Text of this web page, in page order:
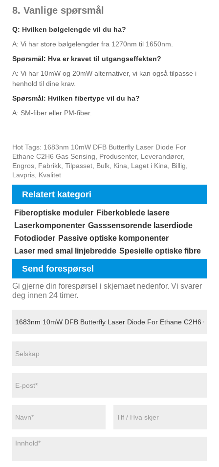
8. Vanlige spørsmål
Q: Hvilken bølgelengde vil du ha?
A: Vi har store bølgelengder fra 1270nm til 1650nm.
Spørsmål: Hva er kravet til utgangseffekten?
A: Vi har 10mW og 20mW alternativer, vi kan også tilpasse i
henhold til dine krav.
Spørsmål: Hvilken fibertype vil du ha?
A: SM-fiber eller PM-fiber.
Hot Tags: 1683nm 10mW DFB Butterfly Laser Diode For
Ethane C2H6 Gas Sensing, Produsenter, Leverandører,
Engros, Fabrikk, Tilpasset, Bulk, Kina, Laget i Kina, Billig,
Lavpris, Kvalitet
Relatert kategori
Fiberoptiske moduler Fiberkoblede lasere
Laserkomponenter Gasssensorende laserdiode
Fotodioder Passive optiske komponenter
Laser med smal linjebredde Spesielle optiske fibre
Send forespørsel
Gi gjerne din forespørsel i skjemaet nedenfor. Vi svarer
deg innen 24 timer.